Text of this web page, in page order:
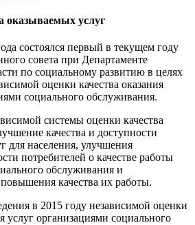
оказываемых услуг
состоялся первый в текущем году
совета при Департаменте
по социальному развитию в целях
оценки качества оказания
социального обслуживания.
системы оценки качества
качества и доступности
для населения, улучшения
потребителей о качестве работы
обслуживания и
качества их работы.
в 2015 году независимой оценки
услуг организациями социального